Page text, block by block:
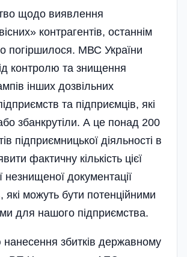
щодо виявлення
контрагентів, останнім
погіршилося. МВС України
контролю та знищення
інших дозвільних
та підприємців, які
збанкрутіли. А це понад 200
підприємницької діяльності в
фактичну кількість цієї
незнищеної документації
які можуть бути потенційними
для нашого підприємства.
нанесення збитків державному